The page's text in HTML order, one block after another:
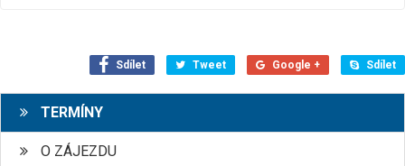
Sdílet Tweet Google + Sdílet
TERMÍNY
O ZÁJEZDU